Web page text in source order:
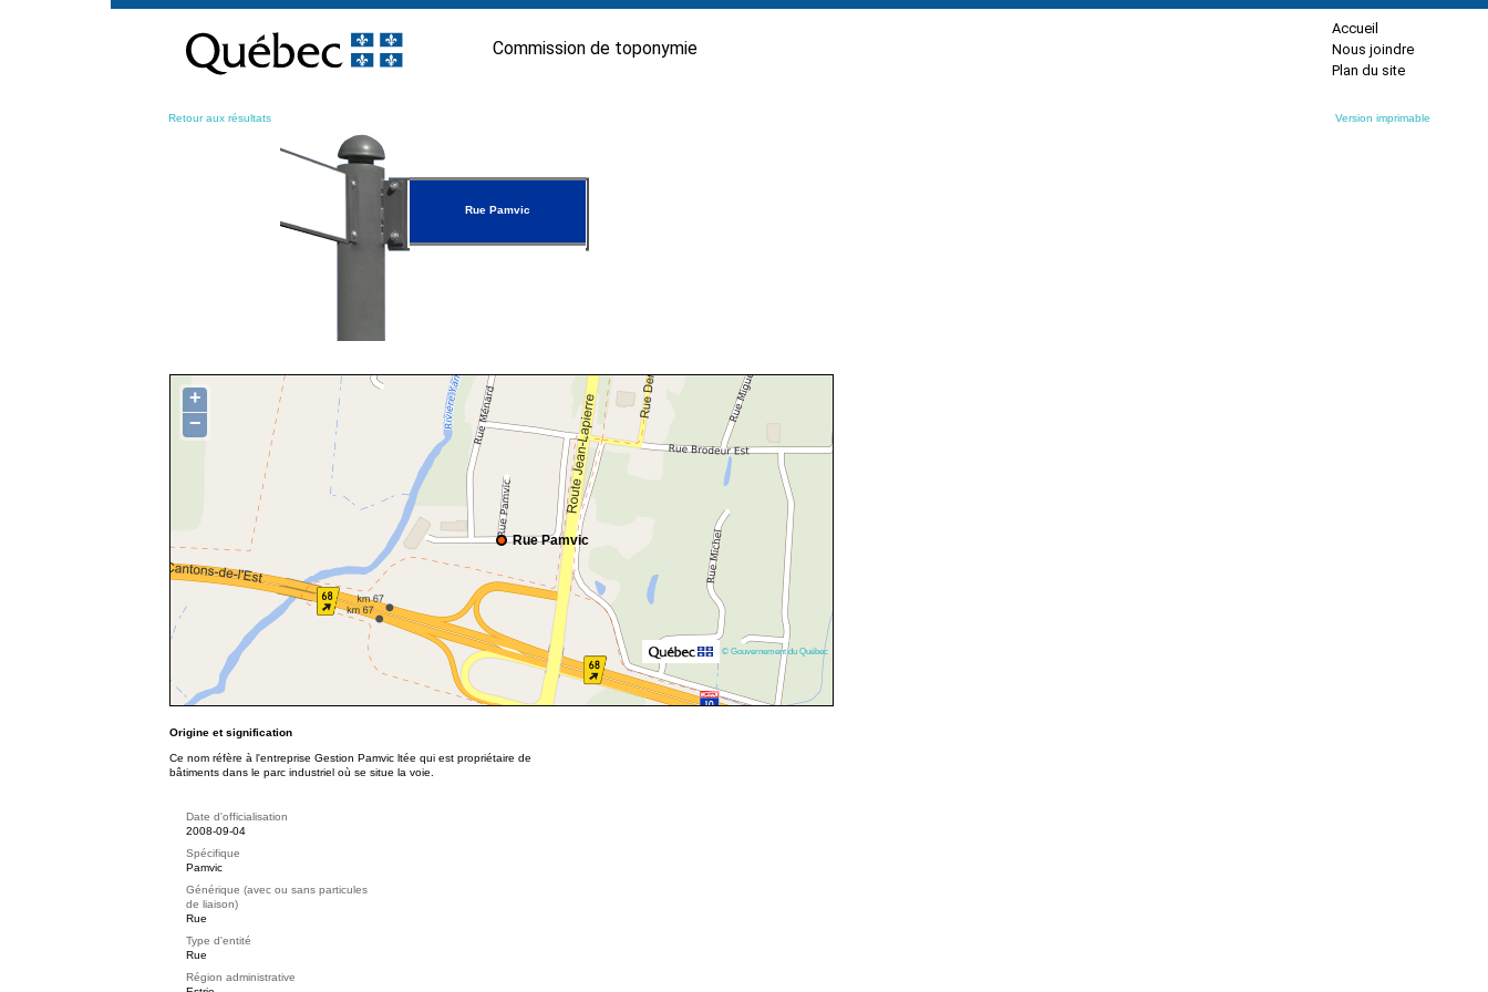
contenu
Commission de toponymie
Accueil
Nous joindre
Plan du site
Retour aux résultats Version imprimable
Rue Pamvic
Rue Pamvic
+
−
© Gouvernement du Québec
Origine et signification
Ce nom réfère à l'entreprise Gestion Pamvic ltée qui est propriétaire de
bâtiments dans le parc industriel où se situe la voie.
Date d'officialisation
2008-09-04
Spécifique
Pamvic
Générique (avec ou sans particules
de liaison)
Rue
Type d'entité
Rue
Région administrative